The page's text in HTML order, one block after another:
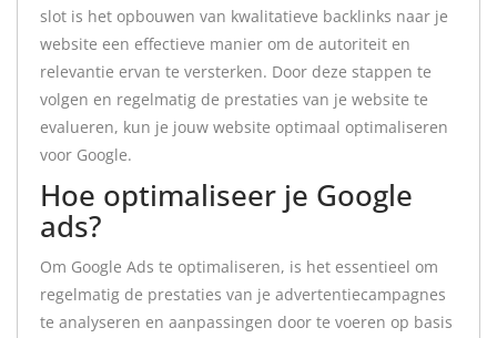
slot is het opbouwen van kwalitatieve backlinks naar je
website een effectieve manier om de autoriteit en
relevantie ervan te versterken. Door deze stappen te
volgen en regelmatig de prestaties van je website te
evalueren, kun je jouw website optimaal optimaliseren
voor Google.
Hoe optimaliseer je Google
ads?
Om Google Ads te optimaliseren, is het essentieel om
regelmatig de prestaties van je advertentiecampagnes
te analyseren en aanpassingen door te voeren op basis